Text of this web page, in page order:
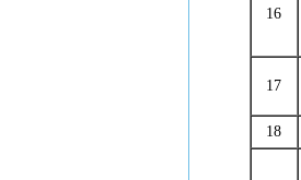
16
17
18